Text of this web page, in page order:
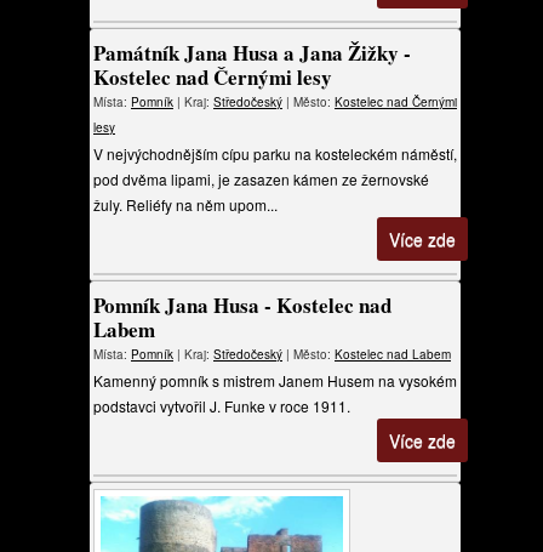
Památník Jana Husa a Jana Žižky -
Kostelec nad Černými lesy
Místa: Pomník | Kraj: Středočeský | Město: Kostelec nad Černými
lesy
V nejvýchodnějším cípu parku na kosteleckém náměstí,
pod dvěma lipami, je zasazen kámen ze žernovské
žuly. Reliéfy na něm upom...
Více zde
Pomník Jana Husa - Kostelec nad
Labem
Místa: Pomník | Kraj: Středočeský | Město: Kostelec nad Labem
Kamenný pomník s mistrem Janem Husem na vysokém
podstavci vytvořil J. Funke v roce 1911.
Více zde